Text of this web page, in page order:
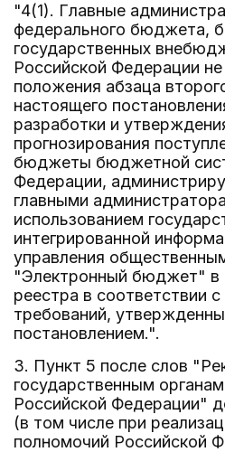
"4(1). Главные
федерального бюджета,
государственных
Российской Федерации
положения абзаца
настоящего
разработки и
прогнозирования
бюджеты бюджетной
Федерации,
главными
использованием
интегрированной
управления
"Электронный бюджет" в
реестра в соответствии
требований,
постановлением.".
3. Пункт 5 после слов
государственным
Российской Федерации"
(в том числе при
полномочий Российской